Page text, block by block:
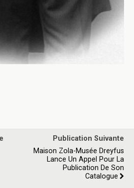
Publication Suivante
Maison Zola-Musée Dreyfus
Lance Un Appel Pour La
Publication De Son
Catalogue